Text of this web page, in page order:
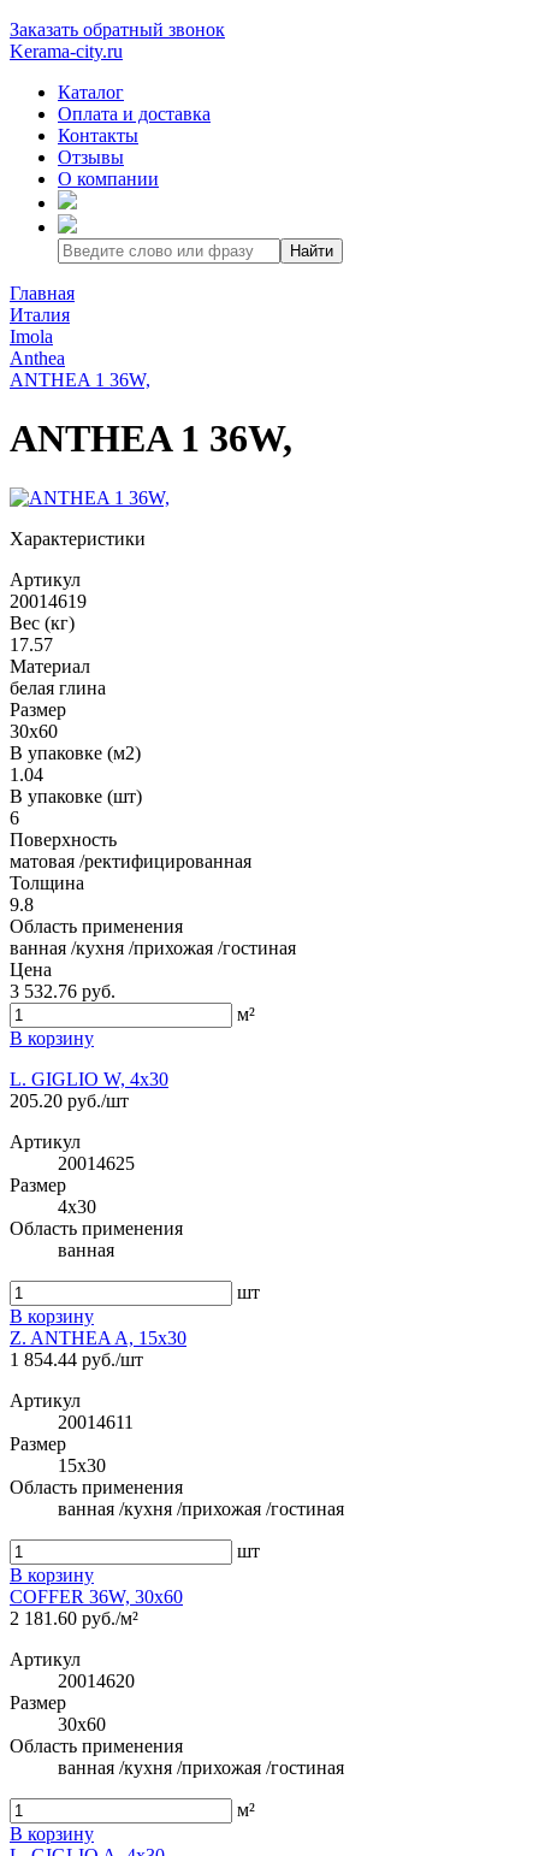
Заказать обратный звонок
Kerama-city.ru
Каталог
Оплата и доставка
Контакты
Отзывы
О компании
Найти
Главная
Италия
Imola
Anthea
ANTHEA 1 36W,
ANTHEA 1 36W,
Характеристики
Артикул
20014619
Вес (кг)
17.57
Материал
белая глина
Размер
30x60
В упаковке (м2)
1.04
В упаковке (шт)
6
Поверхность
матовая /ректифицированная
Толщина
9.8
Область применения
ванная /кухня /прихожая /гостиная
Цена
3 532.76 руб.
м²
В корзину
L. GIGLIO W, 4x30
205.20 руб./шт
Артикул
20014625
Размер
4x30
Область применения
ванная
шт
В корзину
Z. ANTHEA A, 15x30
1 854.44 руб./шт
Артикул
20014611
Размер
15x30
Область применения
ванная /кухня /прихожая /гостиная
шт
В корзину
COFFER 36W, 30x60
2 181.60 руб./м²
Артикул
20014620
Размер
30x60
Область применения
ванная /кухня /прихожая /гостиная
м²
В корзину